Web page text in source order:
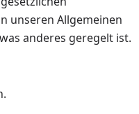
unseren Allgemeinen
anderes geregelt ist.